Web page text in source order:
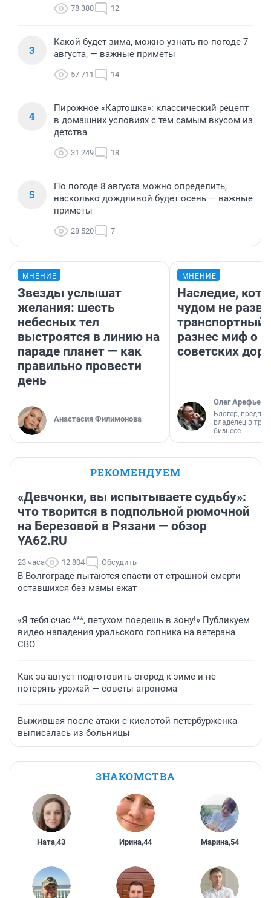
78 380 12
3
Какой будет зима, можно узнать по погоде 7
августа, — важные приметы
57 711 14
4
Пирожное «Картошка»: классический рецепт
в домашних условиях с тем самым вкусом из
детства
31 249 18
5
По погоде 8 августа можно определить,
насколько дождливой будет осень — важные
приметы
28 520 7
МНЕНИЕ
Звезды услышат
желания: шесть
небесных тел
выстроятся в линию на
параде планет — как
правильно провести
день
Анастасия Филимонова
МНЕНИЕ
Наследие,
чудом не
транспортный
разнес миф о
советских
Олег Арефьев
Блогер,
владелец в
бизнесе
РЕКОМЕНДУЕМ
«Девчонки, вы испытываете судьбу»:
что творится в подпольной рюмочной
на Березовой в Рязани — обзор
YA62.RU
23 часа 12 804 Обсудить
В Волгограде пытаются спасти от страшной смерти
оставшихся без мамы ежат
«Я тебя счас ***, петухом поедешь в зону!» Публикуем
видео нападения уральского гопника на ветерана
СВО
Как за август подготовить огород к зиме и не
потерять урожай — советы агронома
Выжившая после атаки с кислотой петербурженка
выписалась из больницы
ЗНАКОМСТВА
Ната,43 Ирина,44 Марина,54